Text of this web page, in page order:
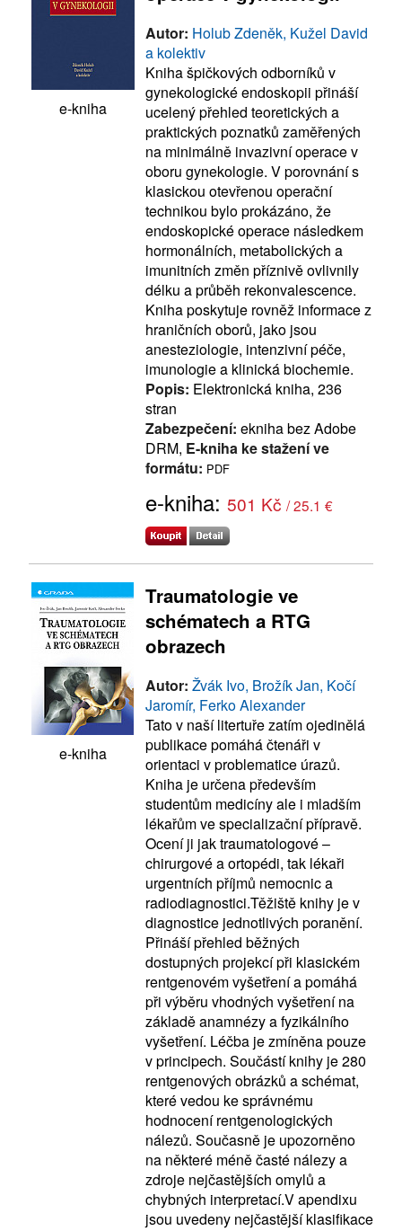
e-kniha
Autor: Holub Zdeněk, Kužel David
a kolektiv
Kniha špičkových odborníků v
gynekologické endoskopii přináší
ucelený přehled teoretických a
praktických poznatků zaměřených
na minimálně invazivní operace v
oboru gynekologie. V porovnání s
klasickou otevřenou operační
technikou bylo prokázáno, že
endoskopické operace následkem
hormonálních, metabolických a
imunitních změn příznivě ovlivnily
délku a průběh rekonvalescence.
Kniha poskytuje rovněž informace z
hraničních oborů, jako jsou
anesteziologie, intenzivní péče,
imunologie a klinická biochemie.
Popis: Elektronická kniha, 236
stran
Zabezpečení: ekniha bez Adobe
DRM, E-kniha ke stažení ve
formátu: PDF
e-kniha: 501 Kč / 25.1 €
e-kniha
Traumatologie ve
schématech a RTG
obrazech
Autor: Žvák Ivo, Brožík Jan, Kočí
Jaromír, Ferko Alexander
Tato v naší litertuře zatím ojedinělá
publikace pomáhá čtenáři v
orientaci v problematice úrazů.
Kniha je určena především
studentům medicíny ale i mladším
lékařům ve specializační přípravě.
Ocení ji jak traumatologové –
chirurgové a ortopédi, tak lékaři
urgentních příjmů nemocnic a
radiodiagnostici.Těžiště knihy je v
diagnostice jednotlivých poranění.
Přináší přehled běžných
dostupných projekcí při klasickém
rentgenovém vyšetření a pomáhá
při výběru vhodných vyšetření na
základě anamnézy a fyzikálního
vyšetření. Léčba je zmíněna pouze
v principech. Součástí knihy je 280
rentgenových obrázků a schémat,
které vedou ke správnému
hodnocení rentgenologických
nálezů. Současně je upozorněno
na některé méně časté nálezy a
zdroje nejčastějších omylů a
chybných interpretací.V apendixu
jsou uvedeny nejčastější klasifikace